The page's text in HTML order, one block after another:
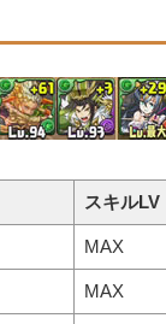
スキルLV
MAX
MAX